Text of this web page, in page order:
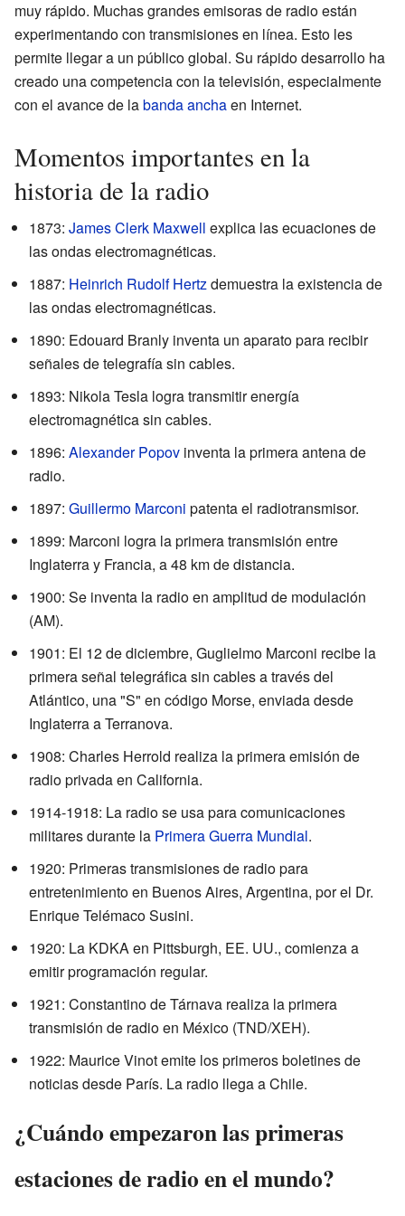
muy rápido. Muchas grandes emisoras de radio están
experimentando con transmisiones en línea. Esto les
permite llegar a un público global. Su rápido desarrollo ha
creado una competencia con la televisión, especialmente
con el avance de labanda anchaen Internet.
Momentos importantes en la
historia de la radio
1873: James Clerk Maxwell explica las ecuaciones de
las ondas electromagnéticas.
1887: Heinrich Rudolf Hertzdemuestra la existencia de
las ondas electromagnéticas.
1890: Edouard Branly inventa un aparato para recibir
señales de telegrafía sin cables.
1893: Nikola Tesla logra transmitir energía
electromagnética sin cables.
1896: Alexander Popov inventa la primera antena de
radio.
1897: Guillermo Marconi patenta el radiotransmisor.
1899: Marconi logra la primera transmisión entre
Inglaterra y Francia, a 48 km de distancia.
1900: Se inventa la radio en amplitud de modulación
(AM).
1901: El 12 de diciembre, Guglielmo Marconi recibe la
primera señal telegráfica sin cables a través del
Atlántico, una "S" en código Morse, enviada desde
Inglaterra a Terranova.
1908: Charles Herrold realiza la primera emisión de
radio privada en California.
1914-1918: La radio se usa para comunicaciones
militares durante la Primera Guerra Mundial.
1920: Primeras transmisiones de radio para
entretenimiento en Buenos Aires, Argentina, por el Dr.
Enrique Telémaco Susini.
1920: La KDKA en Pittsburgh, EE. UU., comienza a
emitir programación regular.
1921: Constantino de Tárnava realiza la primera
transmisión de radio en México (TND/XEH).
1922: Maurice Vinot emite los primeros boletines de
noticias desde París. La radio llega a Chile.
¿Cuándo empezaron las primeras
estaciones de radio en el mundo?